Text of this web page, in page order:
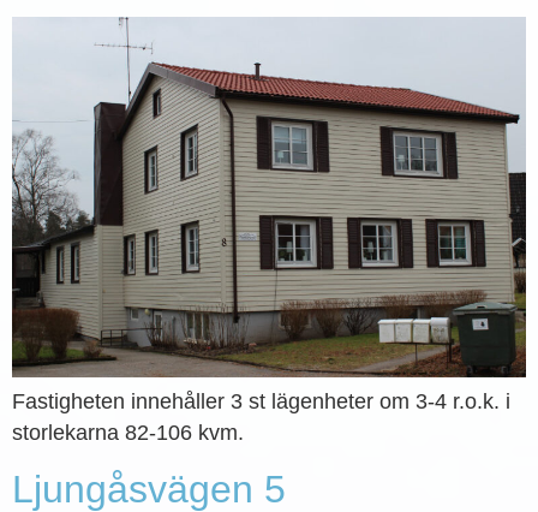
Fastigheten innehåller 3 st lägenheter om 3-4 r.o.k. i
storlekarna 82-106 kvm.
Ljungåsvägen 5